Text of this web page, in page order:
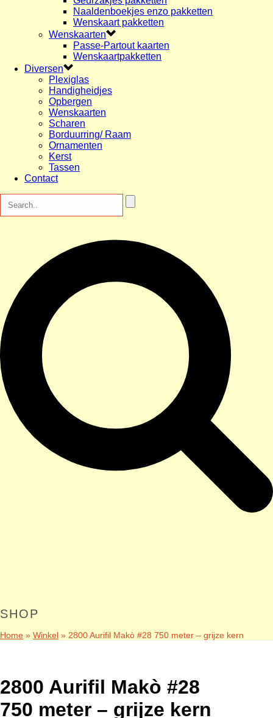
Naaldenboekjes enzo pakketten
Wenskaart pakketten
Wenskaarten
Passe-Partout kaarten
Wenskaartpakketten
Diversen
Plexiglas
Handigheidjes
Opbergen
Wenskaarten
Scharen
Borduurring/ Raam
Ornamenten
Kerst
Tassen
Contact
SHOP
Home » Winkel » 2800 Aurifil Makò #28 750 meter – grijze kern
2800 Aurifil Makò #28
750 meter – grijze kern